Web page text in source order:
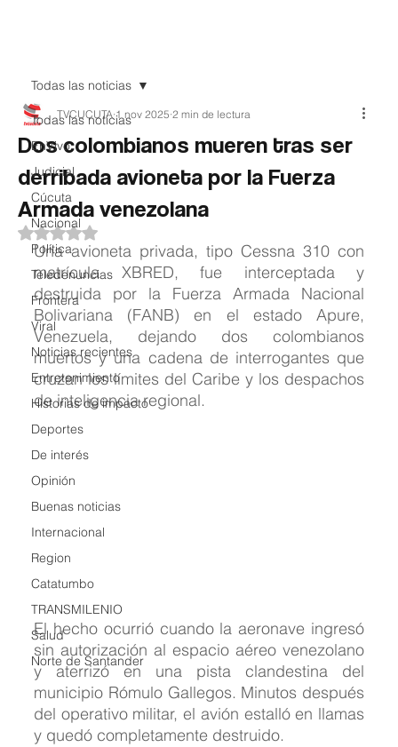
Todas las noticias
EnVivo
Judicial
Cúcuta
Nacional
Política
Teledenuncias
Frontera
Viral
Noticias recientes
Entretenimiento
Historias de impacto
Deportes
De interés
Opinión
Buenas noticias
Internacional
Region
Catatumbo
TRANSMILENIO
Salud
Norte de Santander
Todas las noticias
Dos colombianos mueren tras ser
derribada avioneta por la Fuerza
Armada venezolana
TVCUCUTA 1 nov 2025 2 min de lectura
Obtuvo NaN de 5 estrellas.
Una avioneta privada, tipo Cessna 310 con
matrícula XBRED, fue interceptada y
destruida por la Fuerza Armada Nacional
Bolivariana (FANB) en el estado Apure,
Venezuela, dejando dos colombianos
muertos y una cadena de interrogantes que
cruzan los límites del Caribe y los despachos
de inteligencia regional.
El hecho ocurrió cuando la aeronave ingresó
sin autorización al espacio aéreo venezolano
y aterrizó en una pista clandestina del
municipio Rómulo Gallegos. Minutos después
del operativo militar, el avión estalló en llamas
y quedó completamente destruido.